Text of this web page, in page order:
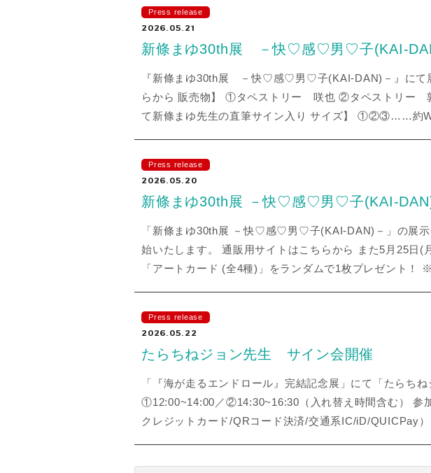
Press release
2026.05.21
新條まゆ30th展 －快♡感♡男♡子(KAI-
『新條まゆ30th展 －快♡感♡男♡子(KAI-DAN)－』にて
らから 販売物】 ①タペストリー 咲也 ②タペストリ
て新條まゆ先生の直筆サイン入り サイズ】 ①②③……
Press release
2026.05.20
新條まゆ30th展 －快♡感♡男♡子(KAI-
「新條まゆ30th展 －快♡感♡男♡子(KAI-DAN)－」の展
始いたします。 通販用サイトはこちらから また5月25日(
「アートカード (全4種)」をランダムで1枚プレゼント
Press release
2026.05.22
たらちねジョン先生 サイン会開催
「『海が走るエンドロール』完結記念展」にて「たらち
①12:00~14:00／②14:30~16:30（入れ替え時間含む
クレジットカード/QRコード決済/交通系IC/iD/QUICPay